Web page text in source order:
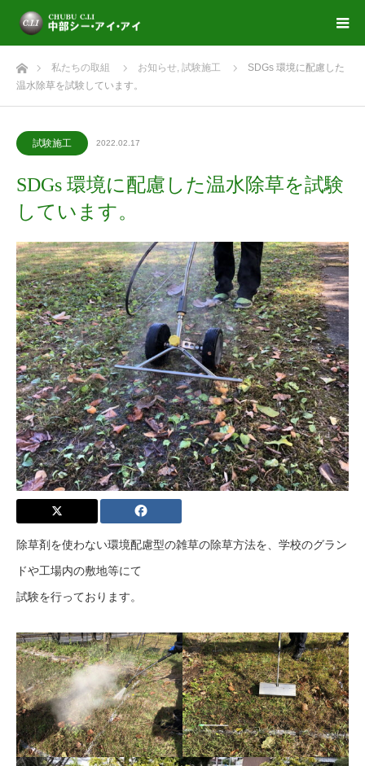
ホーム私たちの取組 お知らせ, 試験施工
SDGs 環境に配慮した
温水除草を試験しています。
試験施工 2022.02.17
SDGs 環境に配慮した温水除草を試験
しています。
除草剤を使わない環境配慮型の雑草の除草方法を、学校のグラン
ドや工場内の敷地等にて
試験を行っております。